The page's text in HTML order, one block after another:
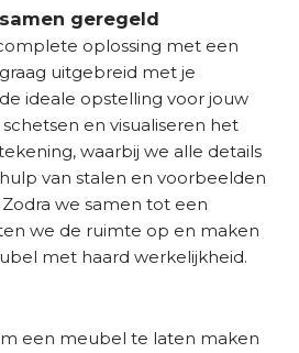
geregeld
oplossing met een
uitgebreid met je
ideale opstelling voor jouw
en visualiseren het
waarbij we alle details
van stalen en voorbeelden
we samen tot een
we de ruimte op en maken
met haard werkelijkheid.
een meubel te laten maken